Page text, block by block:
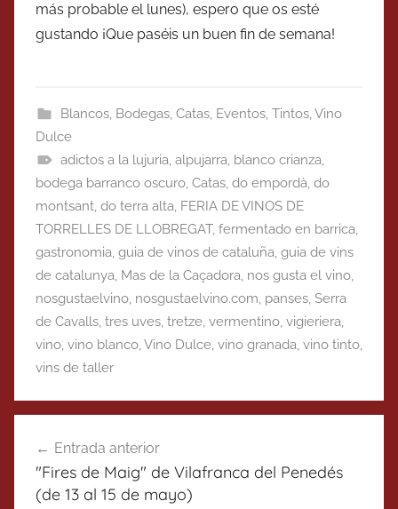
más probable el lunes), espero que os esté
gustando ¡Que paséis un buen fin de semana!
Blancos, Bodegas, Catas, Eventos, Tintos,Vino
Dulce
adictos a la lujuria, alpujarra, blanco crianza,
bodega barranco oscuro, Catas, do empordà, do
montsant, do terra alta, FERIA DE VINOS DE
TORRELLES DE LLOBREGAT, fermentado en barrica,
gastronomia, guia de vinos de cataluña, guia de vins
de catalunya, Mas de la Caçadora, nos gusta el vino,
nosgustaelvino, nosgustaelvino.com, panses, Serra
de Cavalls, tres uves, tretze, vermentino, vigieriera,
vino, vino blanco,Vino Dulce, vino granada, vino tinto,
vins de taller
de
entradas
Entrada anterior
"Fires de Maig" de Vilafranca del Penedés
(de 13 al 15 de mayo)